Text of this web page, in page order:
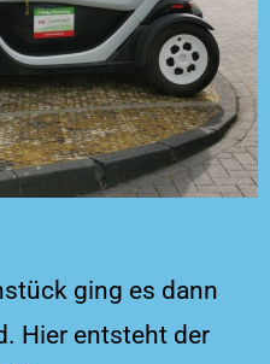
ging es dann
Hier entsteht der